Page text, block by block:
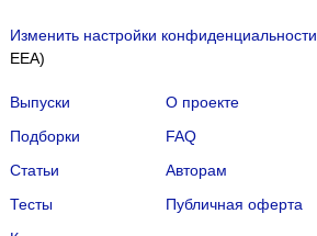
Изменить настройки конфиденциальности
EEA)
Выпуски
Подборки
Статьи
Тесты
О проекте
FAQ
Авторам
Публичная оферта